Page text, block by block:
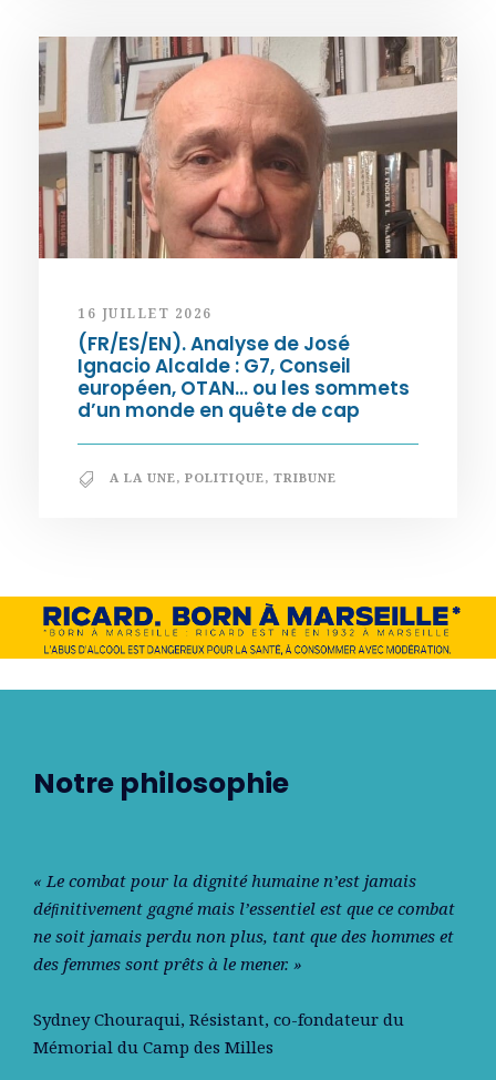
16 JUILLET 2026
(FR/ES/EN). Analyse de José
Ignacio Alcalde : G7, Conseil
européen, OTAN… ou les sommets
d’un monde en quête de cap
A LA UNE, POLITIQUE, TRIBUNE
Notre philosophie
« Le combat pour la dignité humaine n’est jamais
déﬁnitivement gagné mais l’essentiel est que ce combat
ne soit jamais perdu non plus, tant que des hommes et
des femmes sont prêts à le mener. »
Sydney Chouraqui, Résistant, co-fondateur du
Mémorial du Camp des Milles